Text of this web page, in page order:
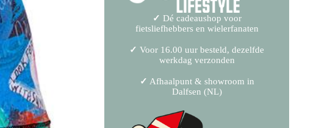
✓ Dé cadeaushop voor
fietsliefhebbers en wielerfanaten
✓ Voor 16.00 uur besteld, dezelfde
werkdag verzonden
✓ Afhaalpunt & showroom in
Dalfsen (NL)